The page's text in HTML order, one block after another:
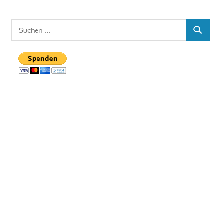
SUCHEN